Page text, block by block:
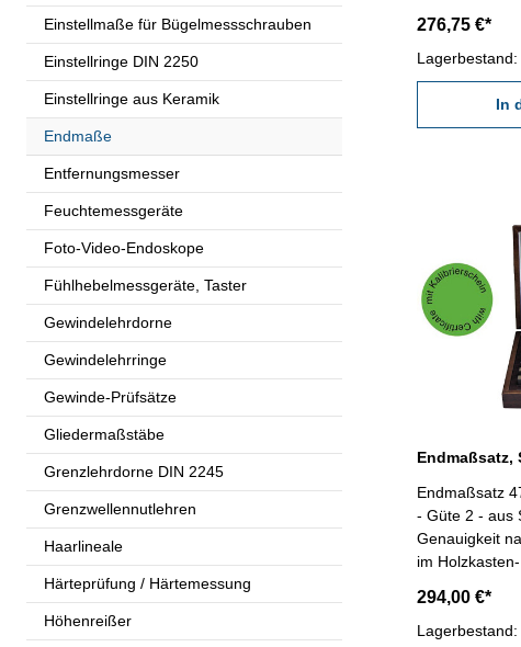
Einstellmaße für Bügelmessschrauben
Einstellringe DIN 2250
Einstellringe aus Keramik
Endmaße
Entfernungsmesser
Feuchtemessgeräte
Foto-Video-Endoskope
Fühlhebelmessgeräte, Taster
Gewindelehrdorne
Gewindelehrringe
Gewinde-Prüfsätze
Gliedermaßstäbe
Grenzlehrdorne DIN 2245
Grenzwellennutlehren
Haarlineale
Härteprüfung / Härtemessung
Höhenreißer
x 1,01-1,09 / 9
10-30, 50
276,75 €*
Lagerbestand:
In
Endmaßsatz
- Güte 2 - aus
Genauigkeit
im
x 1,01-1,20 / 7
10-100 Abb.:
294,00 €*
Lagerbestand: